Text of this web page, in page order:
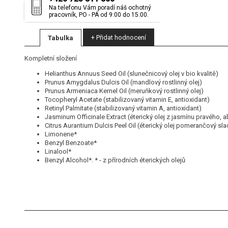
Na telefonu Vám poradí náš ochotný
pracovník, PO - PÁ od 9:00 do 15:00.
Tabulka + Přidat hodnocení
Kompletní složení
Helianthus Annuus Seed Oil (slunečnicový olej v bio kvalitě)
Prunus Amygdalus Dulcis Oil (mandlový rostlinný olej)
Prunus Armeniaca Kernel Oil (meruňkový rostlinný olej)
Tocopheryl Acetate (stabilizovaný vitamin E, antioxidant)
Retinyl Palmitate (stabilizovaný vitamin A, antioxidant)
Jasminum Officinale Extract (éterický olej z jasmínu pravého,
Citrus Aurantium Dulcis Peel Oil (éterický olej pomerančový
Limonene*
Benzyl Benzoate*
Linalool*
Benzyl Alcohol*. * - z přírodních éterických olejů